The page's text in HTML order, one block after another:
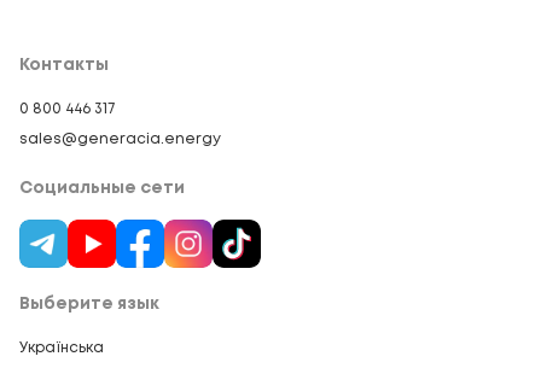
Контакты
0 800 446 317
sales@generacia.energy
Социальные сети
Выберите язык
Українська